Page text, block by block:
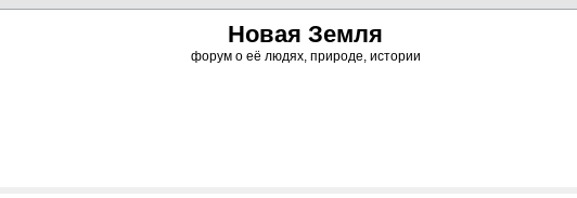
Новая Земля
форум о её людях, природе, истории